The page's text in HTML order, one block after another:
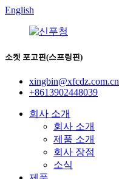
English
소켓 포고핀(스프링핀)
xingbin@xfcdz.com.cn
+8613902448039
회사 소개
회사 소개
제품 소개
회사 장점
소식